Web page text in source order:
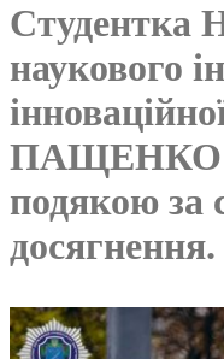
Студентка
наукового
ПАЩЕНКО
подякою за
досягнення.